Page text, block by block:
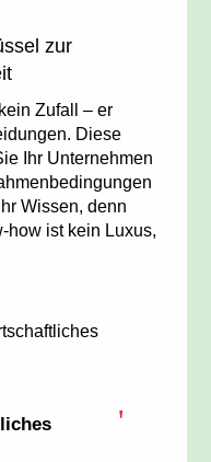
zur
Zufall – er
Diese
Ihr Unternehmen
Wissen, denn
how ist kein Luxus,